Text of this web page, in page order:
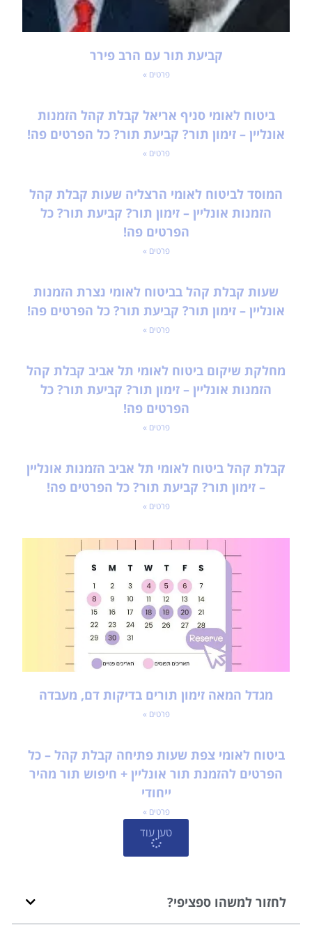
קביעת תור עם הרב פירר
פרטים »
ביטוח לאומי סניף אריאל קבלת קהל הזמנות
אונליין – זימון תור? קביעת תור? כל הפרטים פה!
פרטים »
המוסד לביטוח לאומי הרצליה שעות קבלת קהל
הזמנות אונליין – זימון תור? קביעת תור? כל
הפרטים פה!
פרטים »
שעות קבלת קהל בביטוח לאומי נצרת הזמנות
אונליין – זימון תור? קביעת תור? כל הפרטים פה!
פרטים »
מחלקת שיקום ביטוח לאומי תל אביב קבלת קהל
הזמנות אונליין – זימון תור? קביעת תור? כל
הפרטים פה!
פרטים »
קבלת קהל ביטוח לאומי תל אביב הזמנות אונליין
– זימון תור? קביעת תור? כל הפרטים פה!
פרטים »
מגדל המאה זימון תורים בדיקות דם, מעבדה
פרטים »
ביטוח לאומי צפת שעות פתיחה קבלת קהל – כל
הפרטים להזמנת תור אונליין + חיפוש תור מהיר
ייחודי
פרטים »
טען עוד
לחזור למשהו ספציפי?